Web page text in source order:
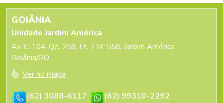
GOIÂNIA
Unidade Jardim América
Av. C-104, Qd. 258, Lt. 7 Nº 558, Jardim América
Goiânia/GO
Ver no mapa
(62) 3088-6117
(62) 99310-2292